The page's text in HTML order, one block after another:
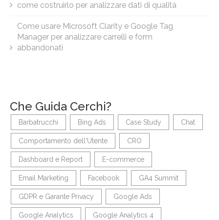
come costruirlo per analizzare dati di qualità
Come usare Microsoft Clarity e Google Tag
Manager per analizzare carrelli e form
abbandonati
Che Guida Cerchi?
Barbatrucchi Bing Ads Case Study Chat
Comportamento dell'Utente CRO
Dashboard e Report E-commerce
Email Marketing Facebook GA4 Summit
GDPR e Garante Privacy Google Ads
Google Analytics Google Analytics 4